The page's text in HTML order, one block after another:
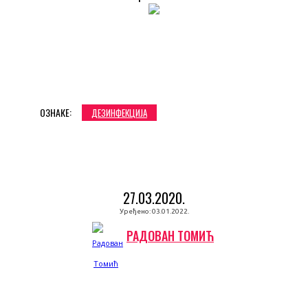
ОЗНАКЕ: ДЕЗИНФЕКЦИЈА
27.03.2020.
Уређено: 03.01.2022.
РАДОВАН ТОМИЋ